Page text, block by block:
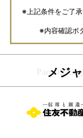
ます。 ご記入の内容が
本サービスを円滑に運
ブンから確認のご連絡
ご了承ください。
メジャーセブンの個人
※上記条件をご了承
※内容確認ボ
メジ